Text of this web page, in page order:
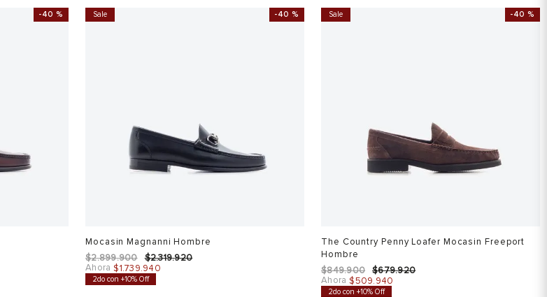
-40 % Sale -40 %
Mocasin Magnanni Hombre
$2.899.900 $2.319.920
Ahora $1.739.940
2do con +10% Off
Sale -40 %
The Country Penny Loafer Mocasin Freeport
Hombre
$849.900 $679.920
Ahora $509.940
2do con +10% Off